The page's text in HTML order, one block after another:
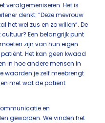
veralgemeniseren. Het is
denkt: “Deze mevrouw
het wel zus en zo willen”. De
Een belangrijk punt
zijn van hun eigen
Het kan geen kwaad
in hoe andere mensen in
waarden je zelf meebrengt
met wat de patiënt
en
geworden. We vinden het